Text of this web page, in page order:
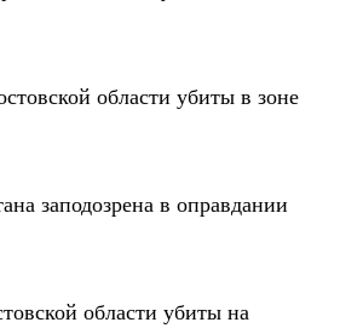
области убиты в зоне
заподозрена в оправдании
области убиты на